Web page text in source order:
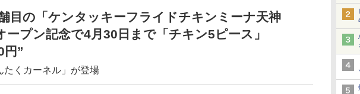
目の「ケンタッキーフライドチキンミーナ天神
ープン記念で4月30日まで「チキン5ピース」
円”
たくカーネル」が登場